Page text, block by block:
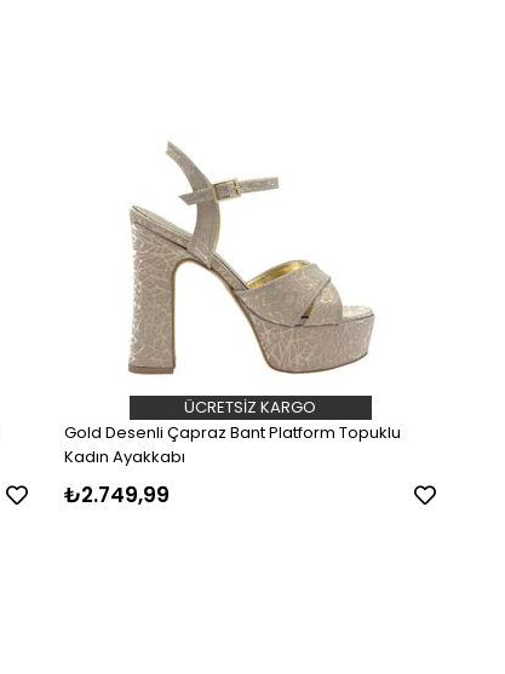
Gold Desenli Çapraz Bant Platform Topuklu
Kadın Ayakkabı
₺2.749,99
ÜCRETSIZ KARGO